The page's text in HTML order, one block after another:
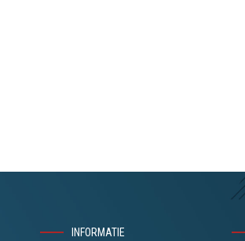
INFORMATIE